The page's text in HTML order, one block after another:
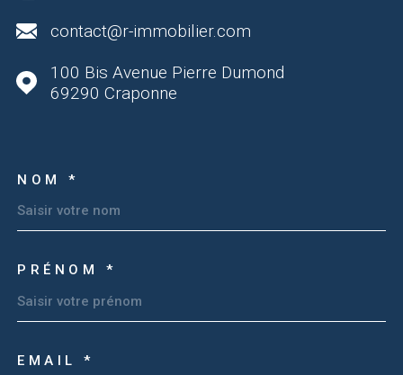
contact@r-immobilier.com
100 Bis Avenue Pierre Dumond
69290
Craponne
NOM *
PRÉNOM *
EMAIL *